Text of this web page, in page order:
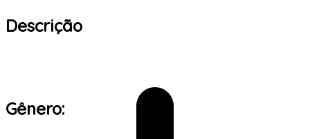
Descrição
Gênero: